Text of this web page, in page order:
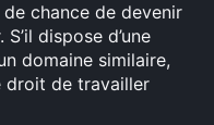
chance de devenir
dispose d’une
domaine similaire,
droit de travailler